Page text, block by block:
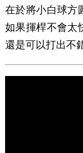
在於將小白球方
如果揮桿不會太
還是可以打出不